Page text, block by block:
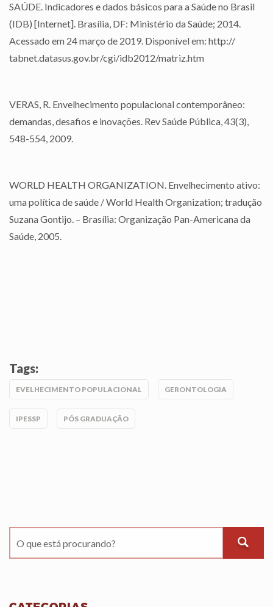
SAÚDE. Indicadores e dados básicos para a Saúde no Brasil
(IDB) [Internet]. Brasília, DF: Ministério da Saúde; 2014.
Acessado em 24 março de 2019. Disponível em: http://
tabnet.datasus.gov.br/cgi/idb2012/matriz.htm
VERAS, R. Envelhecimento populacional contemporâneo:
demandas, desafios e inovações. Rev Saúde Pública, 43(3),
548-554, 2009.
WORLD HEALTH ORGANIZATION. Envelhecimento ativo:
uma política de saúde / World Health Organization; tradução
Suzana Gontijo. – Brasília: Organização Pan-Americana da
Saúde, 2005.
Tags:
EVELHECIMENTO POPULACIONAL GERONTOLOGIA
IPESSP PÓS GRADUAÇÃO